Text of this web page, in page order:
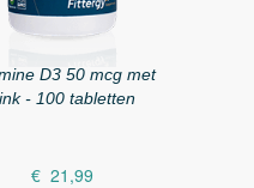
D3 50 mcg met
- 100 tabletten
€ 21,99